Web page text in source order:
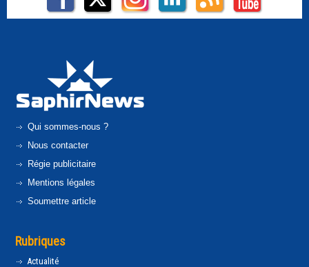
Qui sommes-nous ?
Nous contacter
Régie publicitaire
Mentions légales
Soumettre article
Rubriques
Actualité